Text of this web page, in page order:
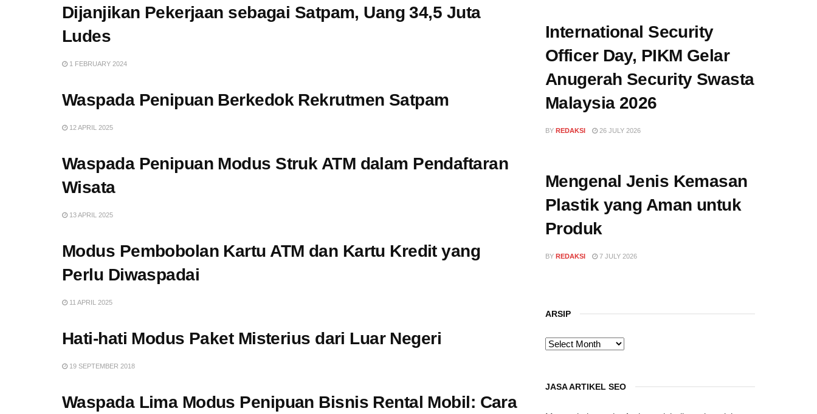
Dijanjikan Pekerjaan sebagai Satpam, Uang 34,5 Juta
Ludes
1 FEBRUARY 2024
Waspada Penipuan Berkedok Rekrutmen Satpam
12 APRIL 2025
Waspada Penipuan Modus Struk ATM dalam Pendaftaran
Wisata
13 APRIL 2025
Modus Pembobolan Kartu ATM dan Kartu Kredit yang
Perlu Diwaspadai
11 APRIL 2025
Hati-hati Modus Paket Misterius dari Luar Negeri
19 SEPTEMBER 2018
Waspada Lima Modus Penipuan Bisnis Rental Mobil: Cara
International Security
Officer Day, PIKM Gelar
Anugerah Security Swasta
Malaysia 2026
BY REDAKSI 26 JULY 2026
Mengenal Jenis Kemasan
Plastik yang Aman untuk
Produk
BY REDAKSI 7 JULY 2026
ARSIP
ARSIP
JASA ARTIKEL SEO